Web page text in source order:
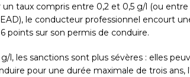
taux compris entre 0,2 et 0,5 g/l (ou entre
EAD), le conducteur professionnel encourt
points sur son permis de conduire.
l, les sanctions sont plus sévères : elles
pour une durée maximale de trois ans,